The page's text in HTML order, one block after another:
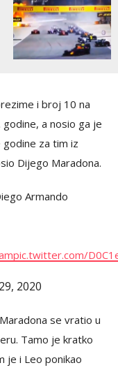
i broj 10 na
a nosio ga je
za tim iz
Dijego Maradona.
Armando
pic.twitter.com/
2020
se vratio u
Tamo je kratko
je i Leo ponikao